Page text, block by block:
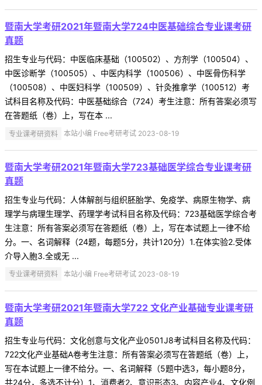
暨南大学考研2021年暨南大学724中医基础综合专业课考研
真题
招生专业与代码：中医临床基础（100502）、方剂学（100504）、
中医诊断学（100505）、中医内科学（100506）、中医骨伤科学
（100508）、中医妇科学（100509）、针灸推拿学（100512）考
试科目名称及代码：中医基础综合（724）考生注意：所有答案必须写
在答题纸（卷）上，写在本 ...
专业课考研资料 本站小编 Free考研考试 2023-08-19
暨南大学考研2021年暨南大学723基础医学综合专业课考研
真题
招生专业与代码：人体解剖与组织胚胎学、免疫学、病原生物学、病
理学与病理生理学、药理学考试科目名称及代码：723基础医学综合考
生注意：所有答案必须写在答题纸（卷）上，写在本试题上一律不给
分。一、名词解释（24题，每题5分，共计120分）1.在体实验2.受体
介导入胞3.全或无 ...
专业课考研资料 本站小编 Free考研考试 2023-08-19
暨南大学考研2021年暨南大学722 文化产业基础专业课考研
真题
招生专业与代码：文化创意与文化产业0501J8考试科目名称及代码：
722文化产业基础A卷考生注意：所有答案必须写在答题纸（卷）上，
写在本试题上一律不给分。一、名词解释（5题中选3，每小题8分，
共24分，多选不计分）1、消费者2、意识形态3、内容产业4、文化例